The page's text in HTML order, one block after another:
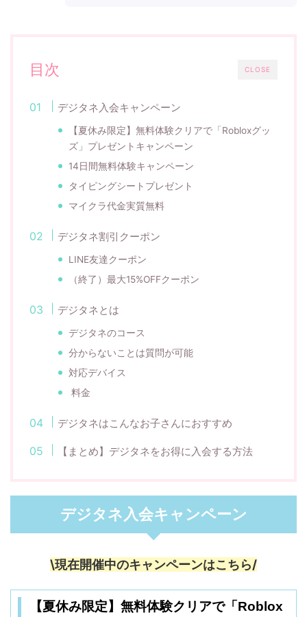
CLOSE
目次
デジタネ入会キャンペーン
【夏休み限定】無料体験クリアで「Robloxグッ
ズ」プレゼントキャンペーン
14日間無料体験キャンペーン
タイピングシートプレゼント
マイクラ代金実質無料
デジタネ割引クーポン
LINE友達クーポン
（終了）最大15%OFFクーポン
デジタネとは
デジタネのコース
分からないことは質問が可能
対応デバイス
料金
デジタネはこんなお子さんにおすすめ
【まとめ】デジタネをお得に入会する方法
デジタネ入会キャンペーン
\現在開催中のキャンペーンはこちら/
【夏休み限定】無料体験クリアで「Roblox